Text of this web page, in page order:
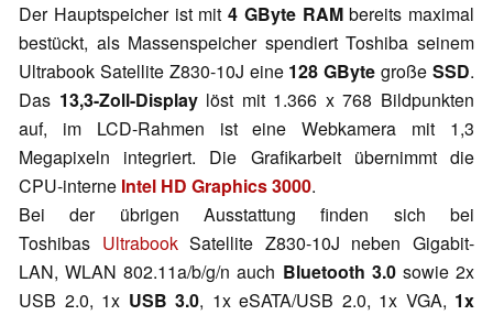
Der Hauptspeicher ist mit 4 GByte RAMbereits maximal
bestückt, als Massenspeicher spendiert Toshiba seinem
Ultrabook Satellite Z830-10J eine 128 GByte großeSSD.
Das 13,3-Zoll-Displaylöst mit 1.366 x 768 Bildpunkten
auf, im LCD-Rahmen ist eine Webkamera mit 1,3
Megapixeln integriert. Die Grafikarbeit übernimmt die
CPU-interne Intel HD Graphics 3000.
Bei der übrigen Ausstattung finden sich bei
Toshibas UltrabookSatellite Z830-10J neben Gigabit-
LAN, WLAN 802.11a/b/g/n auch Bluetooth 3.0sowie 2x
USB 2.0, 1x USB 3.0, 1x eSATA/USB 2.0, 1x VGA, 1x